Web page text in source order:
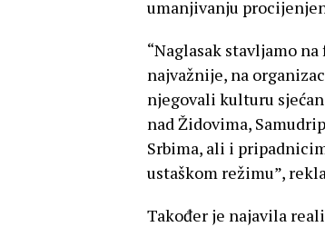
umanjivanju
“Naglasak stavljamo
najvažnije, na
njegovali kulturu
nad Židovima,
Srbima, ali i
ustaškom režimu”,
Također je najavila